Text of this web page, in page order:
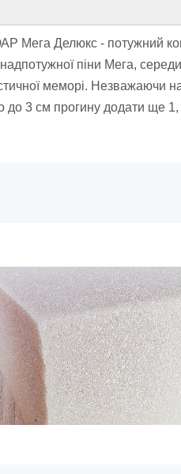
Мега Делюкс - потужний
піни Мега,
меморі. Незважаючи
до 3 см прогину додати ще